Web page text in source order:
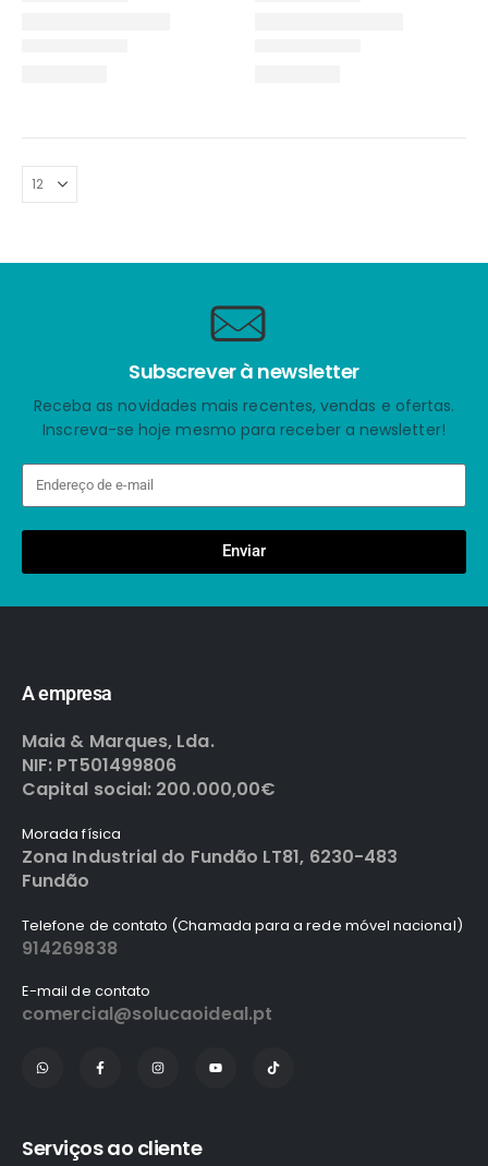
Subscrever à newsletter
Receba as novidades mais recentes, vendas e ofertas.
Inscreva-se hoje mesmo para receber a newsletter!
Enviar
A empresa
Maia & Marques, Lda.
NIF: PT501499806
Capital social: 200.000,00€
Morada física
Zona Industrial do Fundão LT81, 6230-483
Fundão
Telefone de contato (Chamada para a rede móvel nacional)
914269838
E-mail de contato
comercial@solucaoideal.pt
Serviços ao cliente